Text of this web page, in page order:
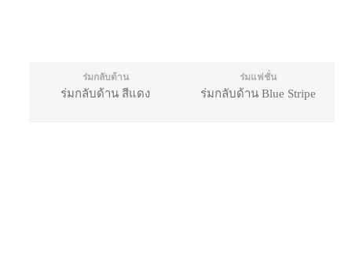
ร่มกลับด้าน
ร่มกลับด้าน สีแดง
ร่มแฟชั่น
ร่มกลับด้าน Blue Stripe